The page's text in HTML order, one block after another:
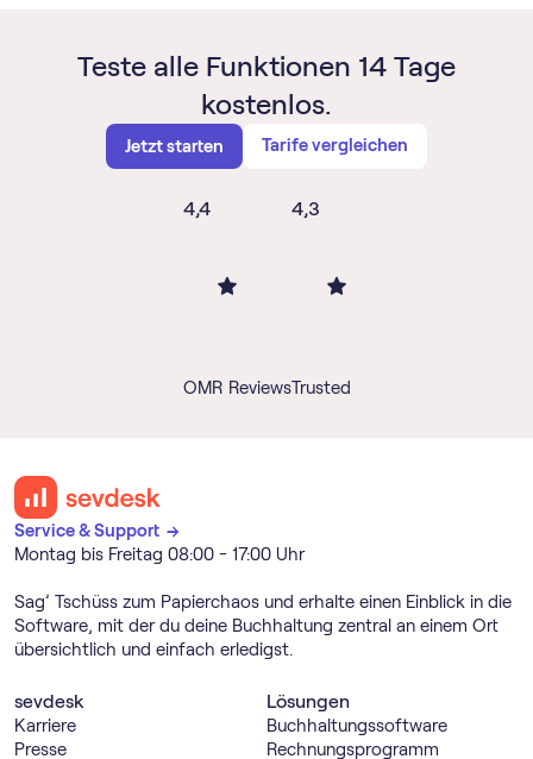
Teste alle Funktionen 14 Tage
kostenlos.
Jetzt starten Tarife vergleichen
4,4
OMR Reviews
4,3
Trusted
Service & Support →
Montag bis Freitag 08:00 - 17:00 Uhr
Sag’ Tschüss zum Papierchaos und erhalte einen Einblick in die
Software, mit der du deine Buchhaltung zentral an einem Ort
übersichtlich und einfach erledigst.
sevdesk
Karriere
Presse
Lösungen
Buch­haltungs­software
Rechnungs­programm